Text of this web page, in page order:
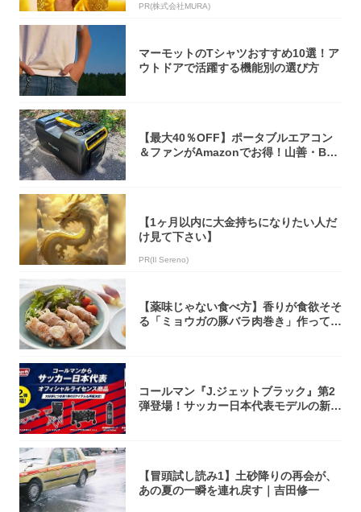
PR(株式会社MURA)
マーモットのTシャツおすすめ10選！ア
ウトドアで活躍する機能別の選び方
【最大40％OFF】ポータブルエアコン
＆ファンがAmazonでお得！山善・Bo
【1ヶ月以内に大金持ちになりたい人だ
け見て下さい】
PR(Il Sereno)
【薬味じゃない食べ方】香りが食欲そそ
る「ミョウガの豚バラ肉巻き」作ってみ
コールマン『J.ジェットブラック』第2
弾登場！サッカー日本代表モデルの新作
【冒頭試し読み1】土砂降りの再会が、
あの夏の一瞬を連れ戻す｜吉田修一